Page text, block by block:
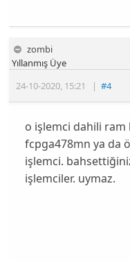
zombi
24-10-2020, 15:21 |#4
Yıllanmış Üye
o işlemci dahili
fcpga478mn ya da
işlemci.
işlemciler. uymaz.